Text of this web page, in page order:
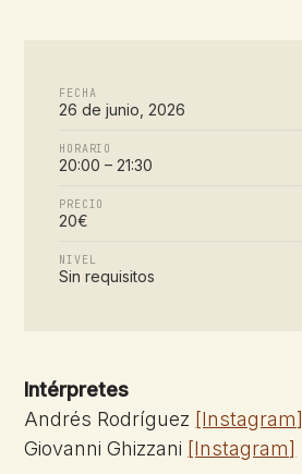
Intérpretes
Andrés Rodríguez [Instagram]
Giovanni Ghizzani [Instagram]
FECHA
26 de junio, 2026
HORARIO
20:00 – 21:30
PRECIO
20€
NIVEL
Sin requisitos